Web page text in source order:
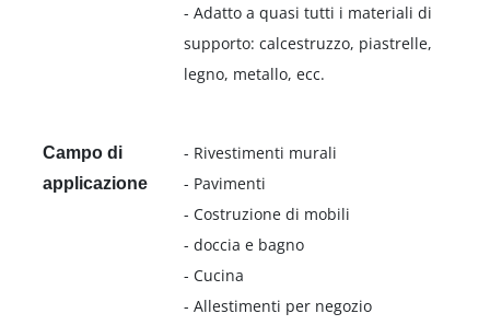
- Adatto a quasi tutti i materiali di
supporto: calcestruzzo, piastrelle,
legno, metallo, ecc.
Campo di
applicazione
- Rivestimenti murali
- Pavimenti
- Costruzione di mobili
- doccia e bagno
- Cucina
- Allestimenti per negozio